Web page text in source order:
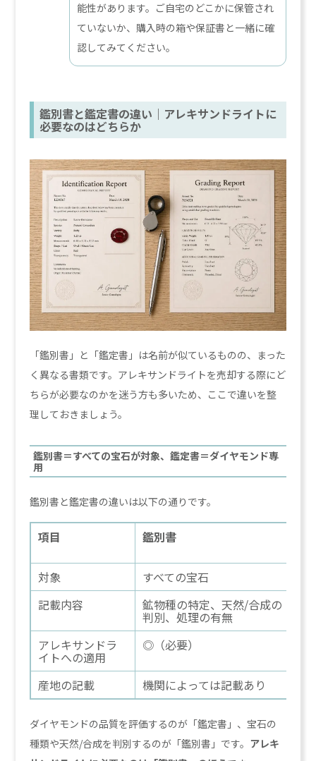
能性があります。ご自宅のどこかに保管され
ていないか、購入時の箱や保証書と一緒に確
認してみてください。
鑑別書と鑑定書の違い｜アレキサンドライトに
必要なのはどちらか
「鑑別書」と「鑑定書」は名前が似ているものの、まった
く異なる書類です。アレキサンドライトを売却する際にど
ちらが必要なのかを迷う方も多いため、ここで違いを整
理しておきましょう。
鑑別書＝すべての宝石が対象、鑑定書＝ダイヤモンド専
用
鑑別書と鑑定書の違いは以下の通りです。
項目 鑑別書
対象
すべての宝石
記載内容
鉱物種の特定、天然/合成の
判別、処理の有無
アレキサンドラ
イトへの適用
◎（必要）
産地の記載 機関によっては記載あり
ダイヤモンドの品質を評価するのが「鑑定書」、宝石の
種類や天然/合成を判別するのが「鑑別書」です。 アレキ